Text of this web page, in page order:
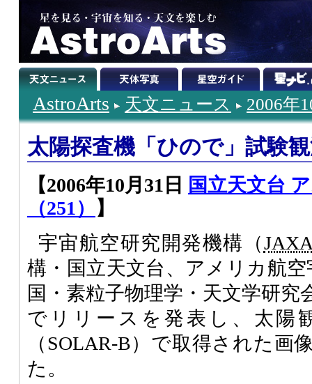
AstroArts 天文ニュース 2006年
太陽探査機「ひので」試験
【2006年10月31日
国立天文台
（251）
】
宇宙航空研究開発機構（
構・国立天文台、アメリカ航空
国・素粒子物理学・天文学研究
でリリースを発表し、太陽
（SOLAR-B）で取得された画
た。